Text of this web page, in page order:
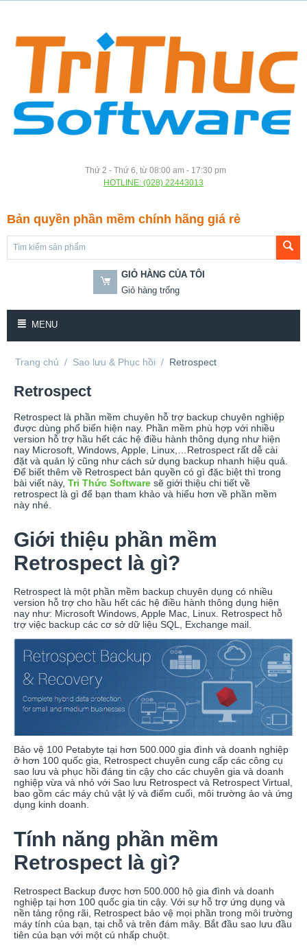
Thứ 2 - Thứ 6, từ 08:00 am - 17:30 pm
HOTLINE: (028) 22443013
Bản quyền phần mềm chính hãng giá rẻ
GIỎ HÀNG CỦA TÔI
Giỏ hàng trống
MENU
Trang chủ / Sao lưu & Phục hồi / Retrospect
Retrospect
Retrospect là phần mềm chuyên hỗ trợ backup chuyên nghiệp
được dùng phổ biến hiện nay. Phần mềm phù hợp với nhiều
version hỗ trợ hầu hết các hệ điều hành thông dụng như hiện
nay Microsoft, Windows, Apple, Linux,…Retrospect rất dễ cài
đặt và quản lý cũng như cách sử dụng backup nhanh hiệu quả.
Để biết thêm về Retrospect bản quyền có gì đặc biệt thì trong
bài viết này, Tri Thức Software sẽ giới thiệu chi tiết về
retrospect là gì để bạn tham khảo và hiểu hơn về phần mềm
này nhé.
Giới thiệu phần mềm
Retrospect là gì?
Retrospect là một phần mềm backup chuyên dụng có nhiều
version hỗ trợ cho hầu hết các hệ điều hành thông dụng hiện
nay như: Microsoft Windows, Apple Mac, Linux. Retrospect hỗ
trợ việc backup các cơ sở dữ liệu SQL, Exchange mail.
Bảo vệ 100 Petabyte tại hơn 500.000 gia đình và doanh nghiệp
ở hơn 100 quốc gia, Retrospect chuyên cung cấp các công cụ
sao lưu và phục hồi đáng tin cậy cho các chuyên gia và doanh
nghiệp vừa và nhỏ với Sao lưu Retrospect và Retrospect Virtual,
bao gồm các máy chủ vật lý và điểm cuối, môi trường ảo và ứng
dụng kinh doanh.
Tính năng phần mềm
Retrospect là gì?
Retrospect Backup được hơn 500.000 hộ gia đình và doanh
nghiệp tại hơn 100 quốc gia tin cậy. Với sự hỗ trợ ứng dụng và
nền tảng rộng rãi, Retrospect bảo vệ mọi phần trong môi trường
máy tính của bạn, tại chỗ và trên đám mây. Bắt đầu sao lưu đầu
tiên của bạn với một cú nhấp chuột.